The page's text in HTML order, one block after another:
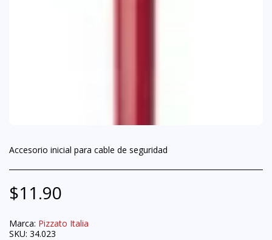
Accesorio inicial para cable de seguridad
$11.90
Marca: Pizzato Italia
SKU: 34.023